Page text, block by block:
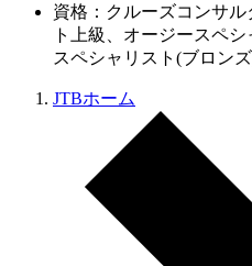
資格：クルーズコンサ
ト上級、オージースペ
スペシャリスト(ブロン
JTBホーム